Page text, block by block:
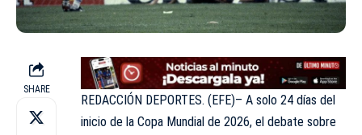
SHARE
REDACCIÓN DEPORTES. (EFE)– A solo 24 días del
inicio de la Copa Mundial de 2026, el debate sobre